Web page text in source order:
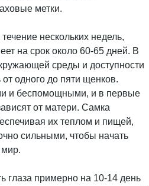
метки.
нескольких недель,
на срок около 60-65 дней. В
среды и доступности
одного до пяти щенков.
и беспомощными, и в первые
от матери. Самка
их теплом и пищей,
сильными, чтобы начать
глаза примерно на 10-14 день